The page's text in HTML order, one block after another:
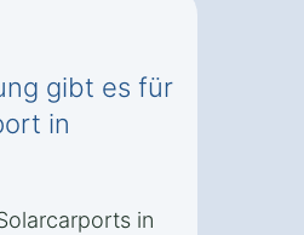
gibt es für
in
in